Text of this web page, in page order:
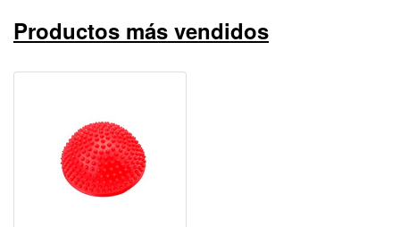
Productos más vendidos